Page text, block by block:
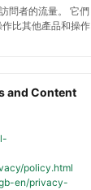
問者的流量。 它們
比其他產品和操作
and Content
policy.html
en/privacy-